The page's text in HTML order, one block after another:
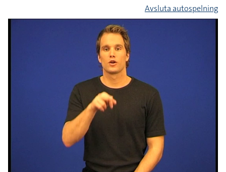
Avsluta autospelning